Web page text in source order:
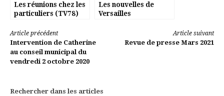
Les réunions chez les
particuliers (TV78)
Les nouvelles de
Versailles
Lire
la
Article précédent
Intervention de Catherine
au conseil municipal du
vendredi 2 octobre 2020
Article suivant
Revue de presse Mars 2021
Rechercher dans les articles